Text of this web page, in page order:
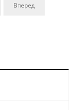
Вперед